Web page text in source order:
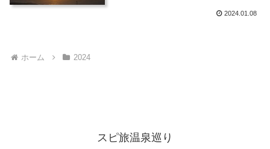
2024.01.08
ホーム 2024
スピ旅温泉巡り